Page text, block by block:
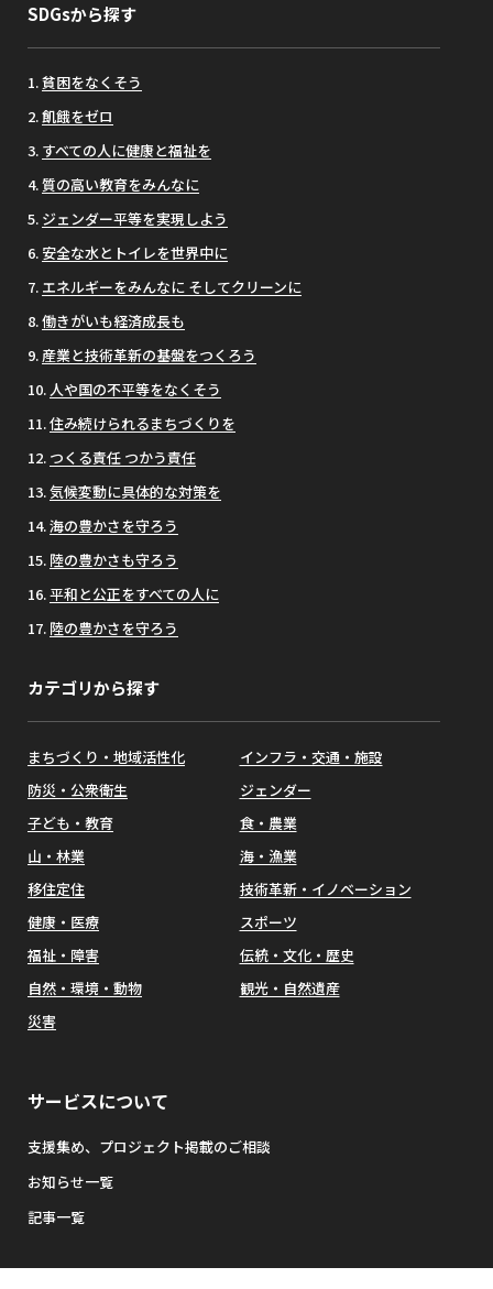
SDGsから探す
貧困をなくそう
飢餓をゼロ
すべての人に健康と福祉を
質の高い教育をみんなに
ジェンダー平等を実現しよう
安全な水とトイレを世界中に
エネルギーをみんなに そしてクリーンに
働きがいも経済成長も
産業と技術革新の基盤をつくろう
人や国の不平等をなくそう
住み続けられるまちづくりを
つくる責任 つかう責任
気候変動に具体的な対策を
海の豊かさを守ろう
陸の豊かさも守ろう
平和と公正をすべての人に
陸の豊かさを守ろう
カテゴリから探す
まちづくり・地域活性化
インフラ・交通・施設
防災・公衆衛生
ジェンダー
子ども・教育
食・農業
山・林業
海・漁業
移住定住
技術革新・イノベーション
健康・医療
スポーツ
福祉・障害
伝統・文化・歴史
自然・環境・動物
観光・自然遺産
災害
サービスについて
支援集め、プロジェクト掲載のご相談
お知らせ一覧
記事一覧